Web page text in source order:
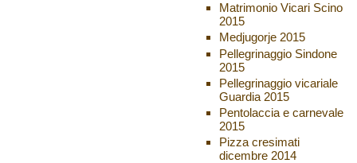
Matrimonio Vicari Scino
2015
Medjugorje 2015
Pellegrinaggio Sindone
2015
Pellegrinaggio vicariale
Guardia 2015
Pentolaccia e carnevale
2015
Pizza cresimati
dicembre 2014